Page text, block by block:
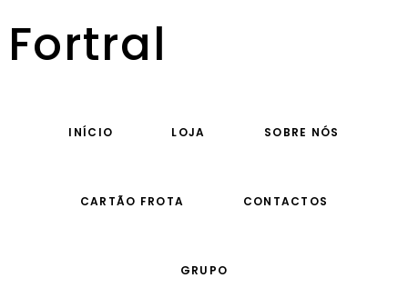
Fortral
INÍCIO LOJA SOBRE NÓS
CARTÃO FROTA CONTACTOS
GRUPO